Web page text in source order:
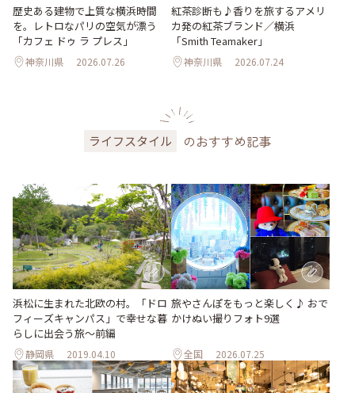
歴史ある建物で上質な横浜時間
を。レトロなパリの空気が漂う
「カフェ ドゥ ラ プレス」
神奈川県 2026.07.26
紅茶診断も♪香りを旅するアメリ
カ発の紅茶ブランド／横浜
「Smith Teamaker」
神奈川県 2026.07.24
ライフスタイル のおすすめ記事
浜松に生まれた北欧の村。「ドロ
フィーズキャンパス」で幸せな暮
らしに出会う旅～前編
静岡県 2019.04.10
旅やさんぽをもっと楽しく♪ おで
かけぬい撮りフォト9選
全国 2026.07.25